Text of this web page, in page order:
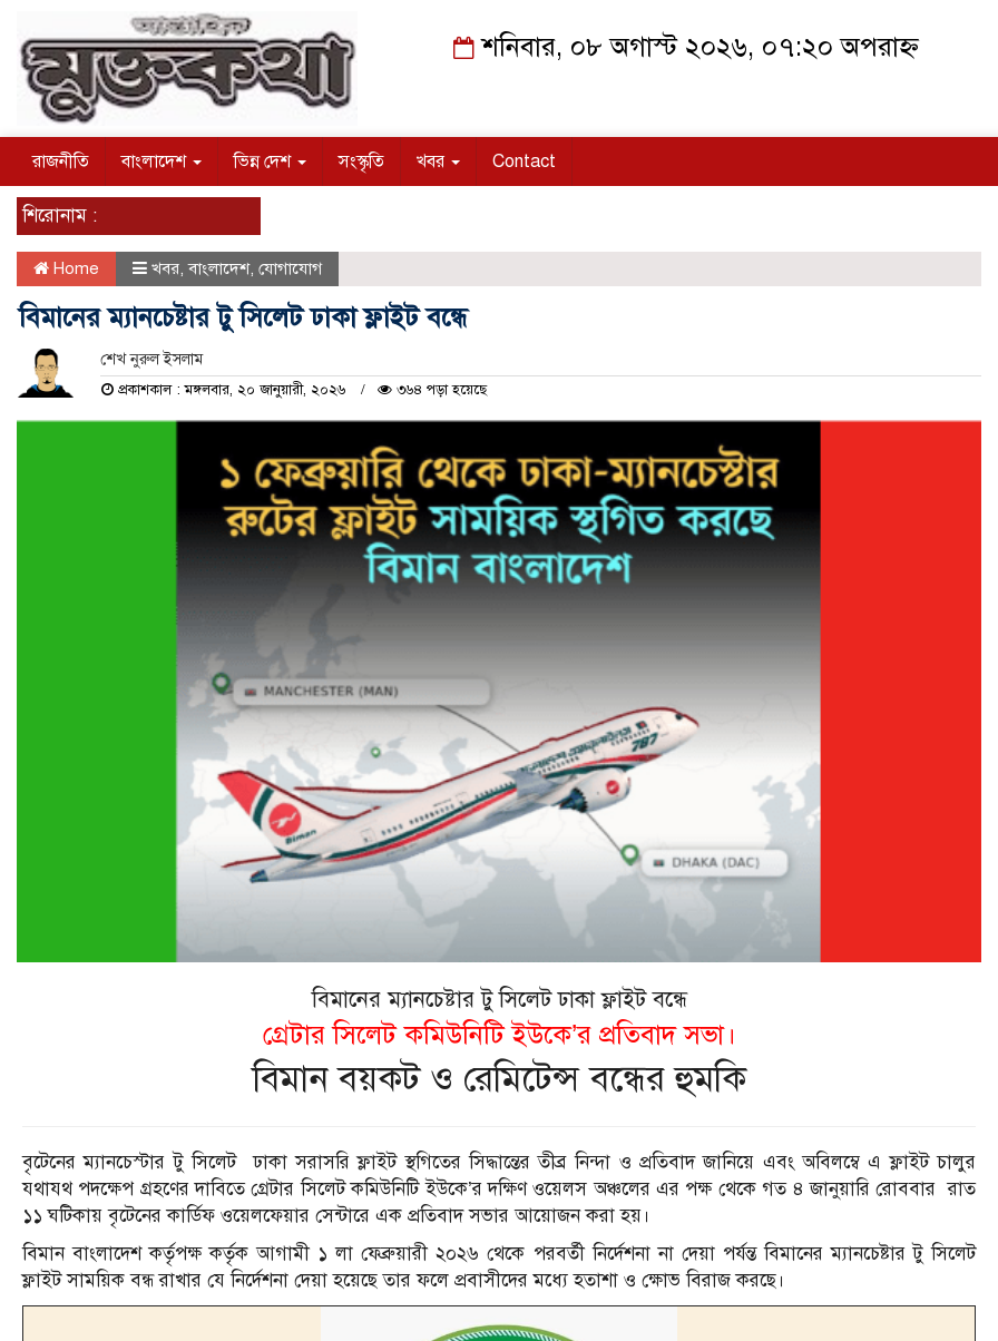
শনিবার, ০৮ অগাস্ট ২০২৬, ০৭:২০ অপরাহ্ন
রাজনীতি বাংলাদেশ ভিন্ন দেশ সংস্কৃতি খবর Contact
শিরোনাম :
Home খবর,বাংলাদেশ, যোগাযোগ
বিমানের ম‍্যানচেষ্টার টু সিলেট ঢাকা ফ্লাইট বন্ধে
শেখ নুরুল ইসলাম
প্রকাশকাল : মঙ্গলবার, ২০ জানুয়ারী, ২০২৬ ৩৬৪ পড়া হয়েছে
বিমানের ম‍্যানচেষ্টার টু সিলেট ঢাকা ফ্লাইট বন্ধে
গ্রেটার সিলেট কমিউনিটি ইউকে’র প্রতিবাদ সভা।
বিমান বয়কট ও রেমিটেন্স বন্ধের হুমকি
বৃটেনের ম্যানচেস্টার টু সিলেট ঢাকা সরাসরি ফ্লাইট স্থগিতের সিদ্ধান্তের তীব্র নিন্দা ও প্রতিবাদ জানিয়ে এবং অবিলম্বে এ ফ্লাইট চালুর
যথাযথ পদক্ষেপ গ্রহণের দাবিতে গ্রেটার সিলেট কমিউনিটি ইউকে’র দক্ষিণ ওয়েলস অঞ্চলের এর পক্ষ থেকে গত ৪ জানুয়ারি রোববার রাত
১১ ঘটিকায় বৃটেনের কার্ডিফ ওয়েলফেয়ার সেন্টারে এক প্রতিবাদ সভার আয়োজন করা হয়।
বিমান বাংলাদেশ কর্তৃপক্ষ কর্তৃক আগামী ১ লা ফেব্রুয়ারী ২০২৬ থেকে পরবর্তী নির্দেশনা না দেয়া পর্যন্ত বিমানের ম‍্যানচেষ্টার টু সিলেট
ফ্লাইট সাময়িক বন্ধ রাখার যে নির্দেশনা দেয়া হয়েছে তার ফলে প্রবাসীদের মধ্যে হতাশা ও ক্ষোভ বিরাজ করছে।